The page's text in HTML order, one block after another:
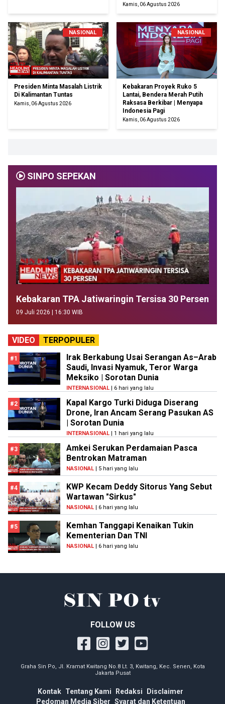
Kamis, 06 Agustus 2026
NASIONAL
Presiden Minta Masalah Listrik
Di Kalimantan Tuntas
Kamis, 06 Agustus 2026
NASIONAL
Kebakaran Proyek Ruko 5
Lantai, Bendera Merah Putih
Raksasa Berkibar | Menyapa
Indonesia Pagi
Kamis, 06 Agustus 2026
SINPO SEPEKAN
Kebakaran TPA Jatiwaringin Tersisa 30 Persen
09 Juli 2026 | 16:30 WIB
VIDEO TERPOPULER
#1
Irak Berkabung Usai Serangan As–Arab
Saudi, Invasi Nyamuk, Teror Warga
Meksiko | Sorotan Dunia
INTERNASIONAL | 6 hari yang lalu
#2
Kapal Kargo Turki Diduga Diserang
Drone, Iran Ancam Serang Pasukan AS
| Sorotan Dunia
INTERNASIONAL | 1 hari yang lalu
#3
Amkei Serukan Perdamaian Pasca
Bentrokan Matraman
NASIONAL | 5 hari yang lalu
#4
KWP Kecam Deddy Sitorus Yang Sebut
Wartawan "Sirkus"
NASIONAL | 6 hari yang lalu
#5
Kemhan Tanggapi Kenaikan Tukin
Kementerian Dan TNI
NASIONAL | 6 hari yang lalu
FOLLOW US
Graha Sin Po, Jl. Kramat Kwitang No.8 Lt. 3, Kwitang, Kec. Senen, Kota
Jakarta Pusat
Kontak Tentang Kami Redaksi
Disclaimer
Pedoman Media Siber Syarat dan Ketentuan